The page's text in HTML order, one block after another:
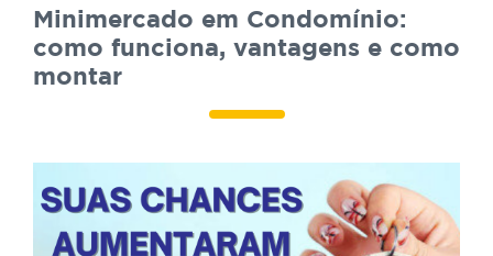
Minimercado em Condomínio:
como funciona, vantagens e como
montar